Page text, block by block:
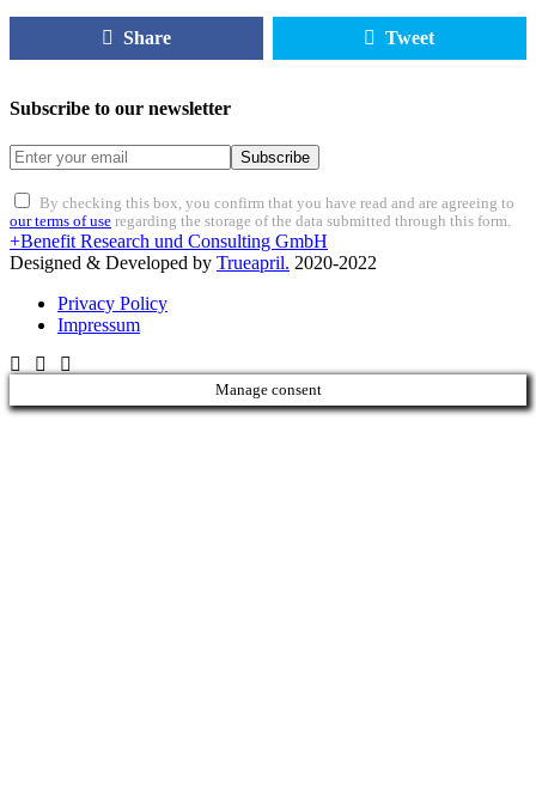
Share Tweet
Subscribe to our newsletter
Subscribe
By checking this box, you confirm that you have read and are agreeing to
our terms of use regarding the storage of the data submitted through this form.
+Benefit Research und Consulting GmbH
Designed & Developed by Trueapril. 2020-2022
Privacy Policy
Impressum
Manage consent